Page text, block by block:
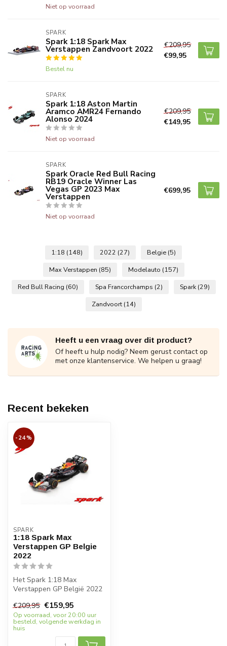
Niet op voorraad
SPARK
Spark 1:18 Spark Max
Verstappen Zandvoort 2022
Bestel nu
€209,95
€99,95
SPARK
Spark 1:18 Aston Martin
Aramco AMR24 Fernando
Alonso 2024
Niet op voorraad
€209,95
€149,95
SPARK
Spark Oracle Red Bull Racing
RB19 Oracle Winner Las
Vegas GP 2023 Max
Verstappen
Niet op voorraad
€699,95
1:18 (148) 2022 (27) Belgie (5)
Max Verstappen (85) Modelauto (157)
Red Bull Racing (60) Spa Francorchamps (2) Spark (29)
Zandvoort (14)
Heeft u een vraag over dit product?
Of heeft u hulp nodig? Neem gerust contact op
met onze klantenservice. We helpen u graag!
Recent bekeken
-24%
SPARK
1:18 Spark Max
Verstappen GP Belgie
2022
Het Spark 1:18 Max
Verstappen GP België 2022
voor elke Fo...
€209,95 €159,95
Op voorraad, voor 20:00 uur
besteld, volgende werkdag in
huis